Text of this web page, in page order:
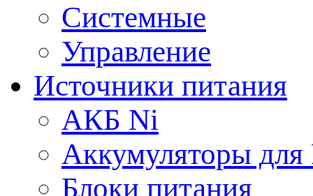
Системные
Управление
Источники питания
АКБ Ni
Аккумуляторы
Блоки питания